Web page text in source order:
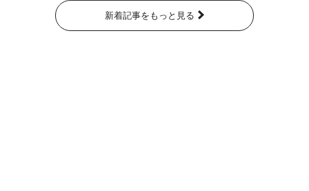
新着記事をもっと見る